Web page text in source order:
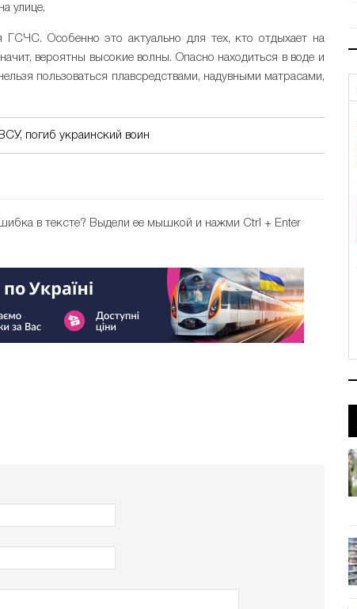
улице.
Особенно это актуально для тех, кто отдыхает на
вероятны высокие волны. Опасно находиться в воде и
пользоваться плавсредствами, надувными матрасами,
погиб украинский воин
в тексте? Выдели ее мышкой и нажми Ctrl + Enter